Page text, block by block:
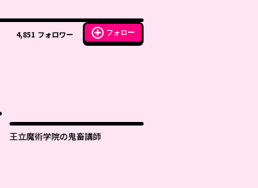
4,851 フォロワー フォロー
王立魔術学院の鬼畜講師